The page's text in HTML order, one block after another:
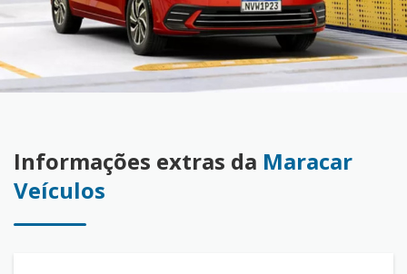
Informações extras da Maracar
Veículos